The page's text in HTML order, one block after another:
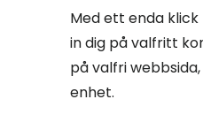
Med ett enda
in dig på valfritt
på valfri
enhet.